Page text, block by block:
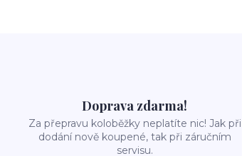
Doprava zdarma!
Za přepravu koloběžky neplatíte nic! Jak při
dodání nově koupené, tak při záručním
servisu.